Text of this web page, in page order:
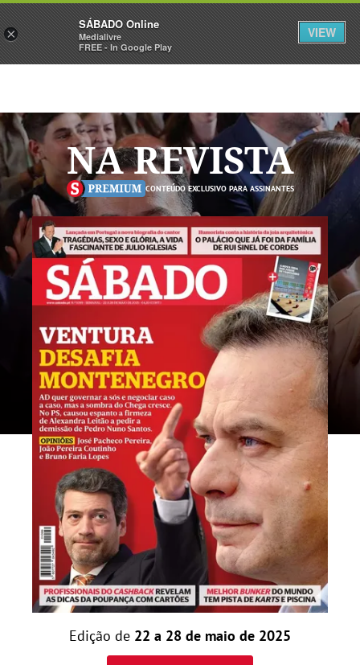
Sábado Assine Iniciar Sessão
NA REVISTA
CONTEÚDO EXCLUSIVO PARA ASSINANTES
Edição de 22 a 28 de maio de 2025
×
SÁBADO Online
Medialivre
FREE - In Google Play
VIEW